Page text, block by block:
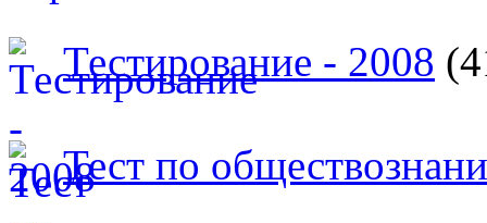
Тестирование - 2008
Тест по